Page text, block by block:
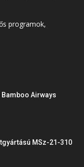
programok,
Airways
MSz-21-310